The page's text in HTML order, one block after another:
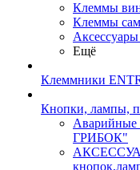
Клеммы
Клеммы
Ещё
Клеммники
Кнопки, лампы,
Аварийные
ГРИБОК"